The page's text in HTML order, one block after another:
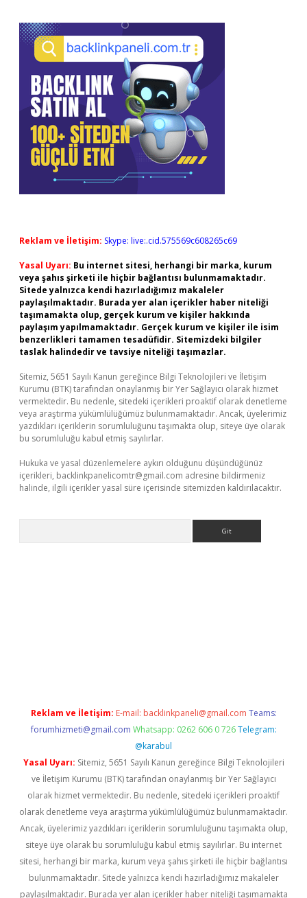
Reklam ve İletişim: Skype: live:.cid.575569c608265c69
Yasal Uyarı: Bu internet sitesi, herhangi bir marka, kurum
veya şahıs şirketi ile hiçbir bağlantısı bulunmamaktadır.
Sitede yalnızca kendi hazırladığımız makaleler
paylaşılmaktadır. Burada yer alan içerikler haber niteliği
taşımamakta olup, gerçek kurum ve kişiler hakkında
paylaşım yapılmamaktadır. Gerçek kurum ve kişiler ile isim
benzerlikleri tamamen tesadüfidir. Sitemizdeki bilgiler
taslak halindedir ve tavsiye niteliği taşımazlar.
Sitemiz, 5651 Sayılı Kanun gereğince Bilgi Teknolojileri ve İletişim
Kurumu (BTK) tarafından onaylanmış bir Yer Sağlayıcı olarak hizmet
vermektedir. Bu nedenle, sitedeki içerikleri proaktif olarak denetleme
veya araştırma yükümlülüğümüz bulunmamaktadır. Ancak, üyelerimiz
yazdıkları içeriklerin sorumluluğunu taşımakta olup, siteye üye olarak
bu sorumluluğu kabul etmiş sayılırlar.
Hukuka ve yasal düzenlemelere aykırı olduğunu düşündüğünüz
içerikleri, backlinkpanelicomtr@gmail.com adresine bildirmeniz
halinde, ilgili içerikler yasal süre içerisinde sitemizden kaldırılacaktır.
Reklam ve İletişim: E-mail: backlinkpaneli@gmail.com Teams:
forumhizmeti@gmail.com Whatsapp: 0262 606 0 726 Telegram:
@karabul
Yasal Uyarı: Sitemiz, 5651 Sayılı Kanun gereğince Bilgi Teknolojileri
ve İletişim Kurumu (BTK) tarafından onaylanmış bir Yer Sağlayıcı
olarak hizmet vermektedir. Bu nedenle, sitedeki içerikleri proaktif
olarak denetleme veya araştırma yükümlülüğümüz bulunmamaktadır.
Ancak, üyelerimiz yazdıkları içeriklerin sorumluluğunu taşımakta olup,
siteye üye olarak bu sorumluluğu kabul etmiş sayılırlar. Bu internet
sitesi, herhangi bir marka, kurum veya şahıs şirketi ile hiçbir bağlantısı
bulunmamaktadır. Sitede yalnızca kendi hazırladığımız makaleler
paylaşılmaktadır. Burada yer alan içerikler haber niteliği taşımamakta